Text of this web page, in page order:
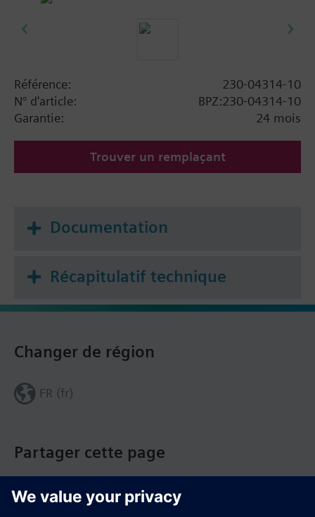
Référence:
230-04314-10
N° d'article:
BPZ:230-04314-10
Garantie:
24 mois
Trouver un remplaçant
Documentation
Récapitulatif technique
Partager cette page
Changer de région
FR (fr)